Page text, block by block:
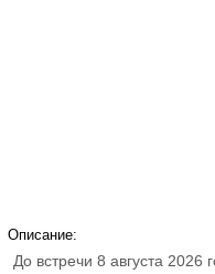
Описание:
До встречи 8 августа 2026